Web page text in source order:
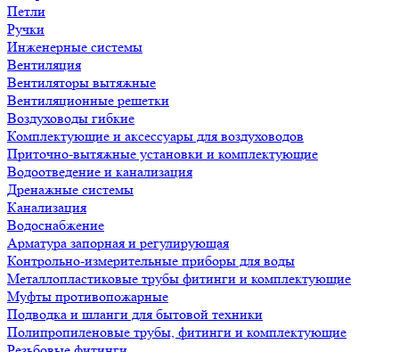
Петли
Ручки
Инженерные системы
Вентиляция
Вентиляторы вытяжные
Вентиляционные решетки
Воздуховоды гибкие
Комплектующие и аксессуары для воздуховодов
Приточно-вытяжные установки и комплектующие
Водоотведение и канализация
Дренажные системы
Канализация
Водоснабжение
Арматура запорная и регулирующая
Контрольно-измерительные приборы для воды
Металлопластиковые трубы фитинги и комплектующие
Муфты противопожарные
Подводка и шланги для бытовой техники
Полипропиленовые трубы, фитинги и комплектующие